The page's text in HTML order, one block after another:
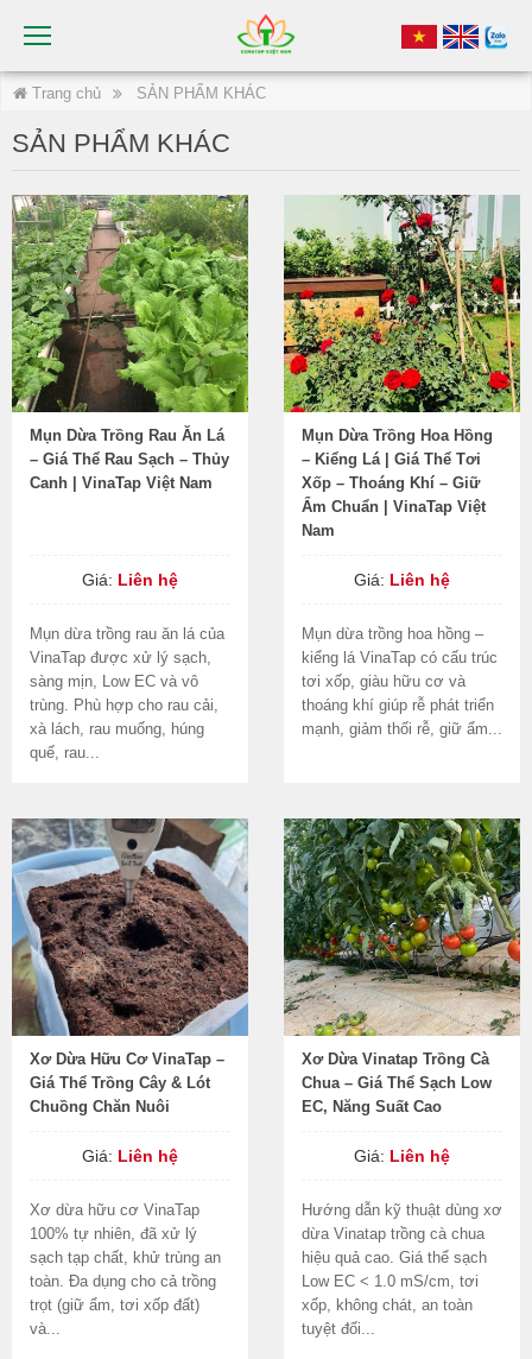
Trang chủ SẢN PHẨM KHÁC
SẢN PHẨM KHÁC
Mụn Dừa Trồng Rau Ăn Lá
– Giá Thể Rau Sạch – Thủy
Canh | VinaTap Việt Nam
Giá: Liên hệ
Mụn dừa trồng rau ăn lá của
VinaTap được xử lý sạch,
sàng mịn, Low EC và vô
trùng. Phù hợp cho rau cải,
xà lách, rau muống, húng
quế, rau...
Mụn Dừa Trồng Hoa Hồng
– Kiểng Lá | Giá Thể Tơi
Xốp – Thoáng Khí – Giữ
Ẩm Chuẩn | VinaTap Việt
Nam
Giá: Liên hệ
Mụn dừa trồng hoa hồng –
kiểng lá VinaTap có cấu trúc
tơi xốp, giàu hữu cơ và
thoáng khí giúp rễ phát triển
mạnh, giảm thối rễ, giữ ẩm...
Xơ Dừa Hữu Cơ VinaTap –
Giá Thể Trồng Cây & Lót
Chuồng Chăn Nuôi
Giá: Liên hệ
Xơ dừa hữu cơ VinaTap
100% tự nhiên, đã xử lý
sạch tạp chất, khử trùng an
toàn. Đa dụng cho cả trồng
trọt (giữ ẩm, tơi xốp đất)
và...
Xơ Dừa Vinatap Trồng Cà
Chua – Giá Thể Sạch Low
EC, Năng Suất Cao
Giá: Liên hệ
Hướng dẫn kỹ thuật dùng xơ
dừa Vinatap trồng cà chua
hiệu quả cao. Giá thể sạch
Low EC < 1.0 mS/cm, tơi
xốp, không chát, an toàn
tuyệt đối...